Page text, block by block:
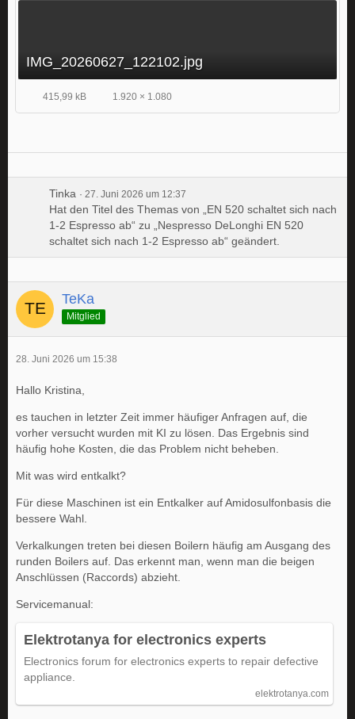
IMG_20260627_122102.jpg
415,99 kB 1.920 × 1.080
Tinka 27. Juni 2026 um 12:37
Hat den Titel des Themas von „EN 520 schaltet sich nach
1-2 Espresso ab“ zu „Nespresso DeLonghi EN 520
schaltet sich nach 1-2 Espresso ab“ geändert.
TeKa
Mitglied
28. Juni 2026 um 15:38
Hallo Kristina,
es tauchen in letzter Zeit immer häufiger Anfragen auf, die
vorher versucht wurden mit KI zu lösen. Das Ergebnis sind
häufig hohe Kosten, die das Problem nicht beheben.
Mit was wird entkalkt?
Für diese Maschinen ist ein Entkalker auf Amidosulfonbasis die
bessere Wahl.
Verkalkungen treten bei diesen Boilern häufig am Ausgang des
runden Boilers auf. Das erkennt man, wenn man die beigen
Anschlüssen (Raccords) abzieht.
Servicemanual:
Elektrotanya for electronics experts
Electronics forum for electronics experts to repair defective
appliance.
elektrotanya.com